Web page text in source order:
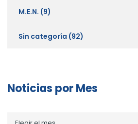
M.E.N. (9)
Sin categoría (92)
Noticias por Mes